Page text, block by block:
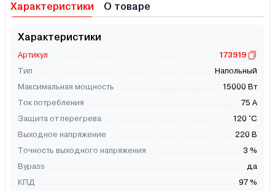
Характеристики О товаре
Характеристики
Артикул
173919
Тип
Напольный
Максимальная мощность
15000 Вт
Ток потребления
75 А
Защита от перегрева
120 °С
Выходное напряжение
220 В
Точность выходного напряжения
3 %
Bypass
да
КПД
97 %